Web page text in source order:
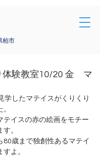
柏市
体験教室10/20 金 マ
学したマテイスがくりくり
テイスの赤の絵画をモチー
。
80歳まで独創性あるマテイ
よ。